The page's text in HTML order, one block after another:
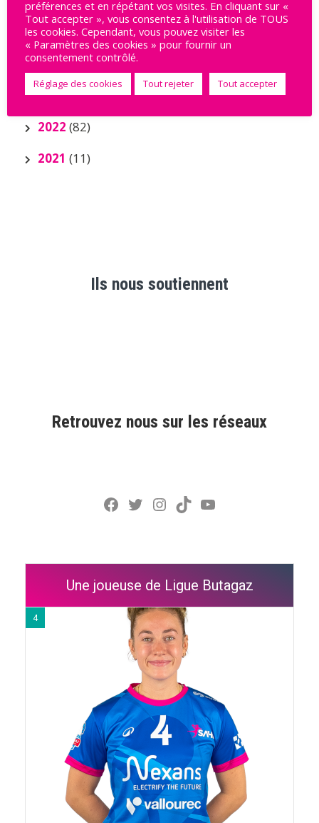
2025(8)
2024(34)
2023(56)
2022 (82)
2021 (11)
Ils nous soutiennent
Retrouvez nous sur les réseaux
Facebook
Twitter
Instagram
TikTokYouTube
Une joueuse de Ligue Butagaz
4
préférences et en répétant vos visites. En cliquant sur «
Tout accepter », vous consentez à l'utilisation de TOUS
les cookies. Cependant, vous pouvez visiter les
« Paramètres des cookies » pour fournir un
consentement contrôlé.
Réglage des cookies Tout rejeter Tout accepter